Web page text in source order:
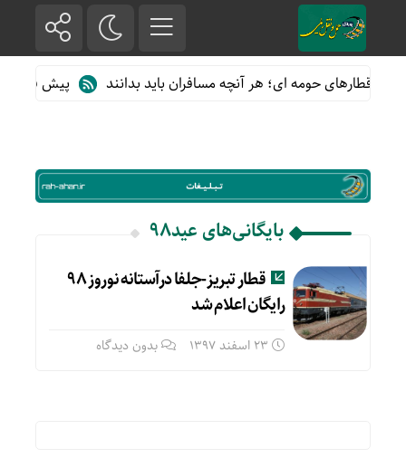
از قطارهای حومه ای؛ هر آنچه مسافران باید بدانند پیش فروش
بایگانی‌های عید98
قطار تبریز-جلفا درآستانه نوروز ۹۸
رایگان اعلام شد
23 اسفند 1397 بدون دیدگاه